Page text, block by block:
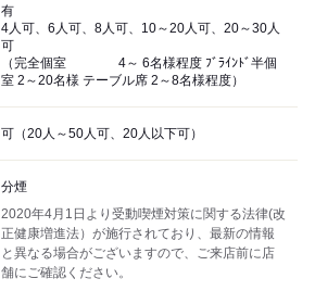
有
4人可、6人可、8人可、10～20人可、20～30人
可
（完全個室 4～ 6名様程度 ﾌﾞﾗｲﾝﾄﾞ半個
室 2～20名様 テーブル席 2～8名様程度）
可（20人～50人可、20人以下可）
分煙
2020年4月1日より受動喫煙対策に関する法律(改
正健康増進法）が施行されており、最新の情報
と異なる場合がございますので、ご来店前に店
舗にご確認ください。